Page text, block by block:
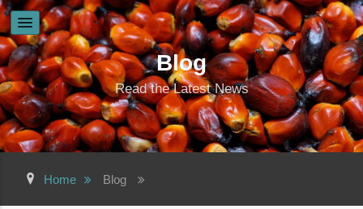
Blog
Read the Latest News
Home Blog